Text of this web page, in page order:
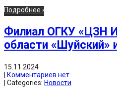
Подробнее ›
Филиал ОГКУ «ЦЗН
области «Шуйский»
15.11.2024
Комментариев нет
| Categories: Новости